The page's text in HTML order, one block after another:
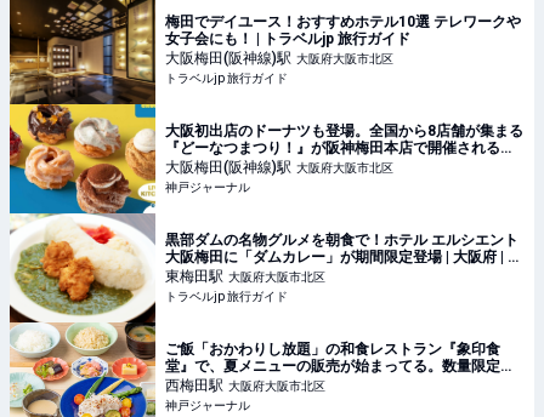
梅田でデイユース！おすすめホテル10選 テレワークや
女子会にも！ | トラベルjp 旅行ガイド
大阪梅田(阪神線)駅 大阪府大阪市北区
トラベルjp 旅行ガイド
大阪初出店のドーナツも登場。全国から8店舗が集まる
『どーなつまつり！』が阪神梅田本店で開催されるみ
たい | 神戸ジャーナル
大阪梅田(阪神線)駅 大阪府大阪市北区
神戸ジャーナル
黒部ダムの名物グルメを朝食で！ホテル エルシエント
大阪梅田に「ダムカレー」が期間限定登場 | 大阪府 | ト
ラベルjp 旅行ガイド
東梅田駅 大阪府大阪市北区
トラベルjp 旅行ガイド
ご飯「おかわりし放題」の和食レストラン『象印食
堂』で、夏メニューの販売が始まってる。数量限定の
ランチなど | 神戸ジャーナル
西梅田駅 大阪府大阪市北区
神戸ジャーナル